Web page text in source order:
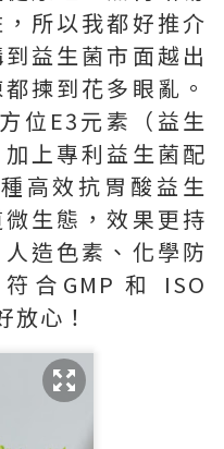
所以我都好推介
益生菌市面越出
揀到花多眼亂。
位E3元素（益生
上專利益生菌配
高效抗胃酸益生
生態，效果更持
造色素、化學防
合GMP 和 ISO
心！